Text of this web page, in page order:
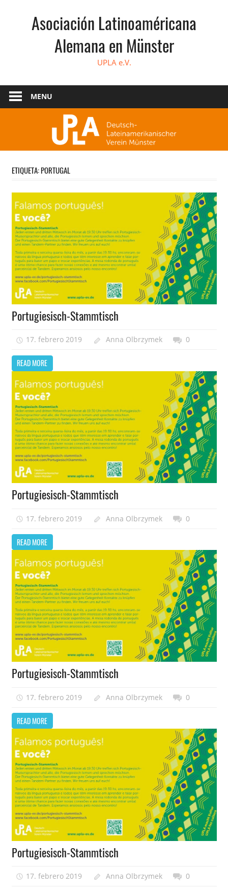
Asociación Latinoaméricana
Alemana en Münster
UPLA e.V.
MENU
ETIQUETA:PORTUGAL
Portugiesisch-Stammtisch
17. febrero 2019 Anna Olbrzymek 0
READ MORE
Portugiesisch-Stammtisch
17. febrero 2019 Anna Olbrzymek 0
READ MORE
Portugiesisch-Stammtisch
17. febrero 2019 Anna Olbrzymek 0
READ MORE
Portugiesisch-Stammtisch
17. febrero 2019 Anna Olbrzymek 0